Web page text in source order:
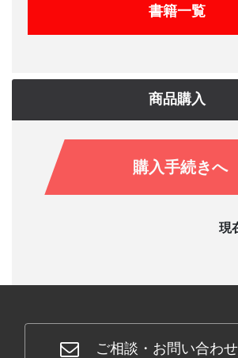
書籍一覧
商品購入
購入手続きへ
現
ご相談・お問い合わ